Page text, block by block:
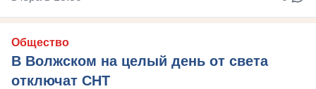
Общество
В Волжском на целый день от света
отключат СНТ